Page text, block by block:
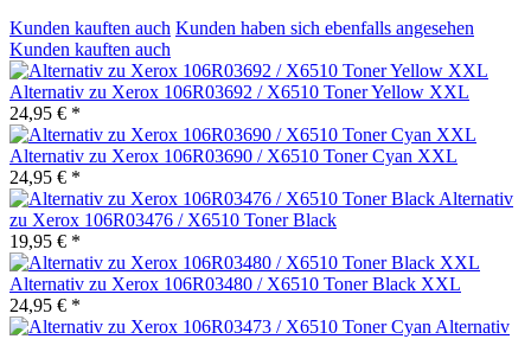
Kunden kauften auch Kunden haben sich ebenfalls angesehen
Kunden kauften auch
Alternativ zu Xerox 106R03692 / X6510 Toner Yellow XXL
24,95 € *
Alternativ zu Xerox 106R03690 / X6510 Toner Cyan XXL
24,95 € *
Alternativ
zu Xerox 106R03476 / X6510 Toner Black
19,95 € *
Alternativ zu Xerox 106R03480 / X6510 Toner Black XXL
24,95 € *
Alternativ